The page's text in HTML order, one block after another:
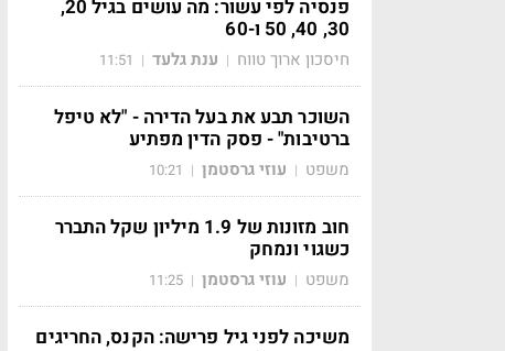
פנסיה לפי עשור: מה עושים בגיל 20,
30, 40, 50 ו-60
חיסכון ארוך טווח | ענת גלעד |
11:51
השוכר תבע את בעל הדירה - "לא טיפל
ברטיבות" - פסק הדין מפתיע
משפט | עוזי גרסטמן |
10:21
חוב מזונות של 1.9 מיליון שקל התברר
כשגוי ונמחק
משפט | עוזי גרסטמן |
11:25
משיכה לפני גיל פרישה: הקנס, החריגים